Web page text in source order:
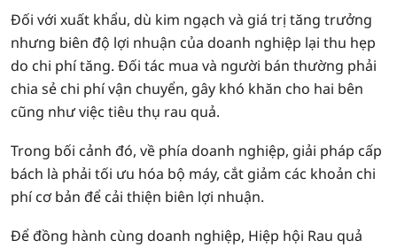
Đối với xuất khẩu, dù kim ngạch và giá trị tăng trưởng
nhưng biên độ lợi nhuận của doanh nghiệp lại thu hẹp
do chi phí tăng. Đối tác mua và người bán thường phải
chia sẻ chi phí vận chuyển, gây khó khăn cho hai bên
cũng như việc tiêu thụ rau quả.
Trong bối cảnh đó, về phía doanh nghiệp, giải pháp cấp
bách là phải tối ưu hóa bộ máy, cắt giảm các khoản chi
phí cơ bản để cải thiện biên lợi nhuận.
Để đồng hành cùng doanh nghiệp, Hiệp hội Rau quả